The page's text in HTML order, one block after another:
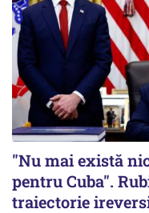
"Nu mai există
pentru Cuba".
traiectorie